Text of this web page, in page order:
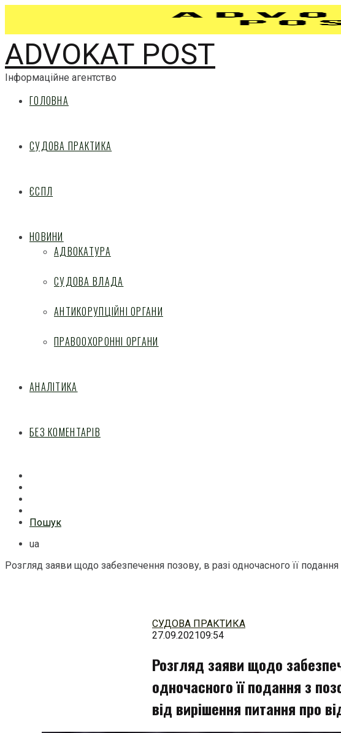
ADVOKAT POST
Інформаційне агентство
ГОЛОВНА
СУДОВА ПРАКТИКА
ЄСПЛ
НОВИНИ
АДВОКАТУРА
СУДОВА ВЛАДА
АНТИКОРУПЦІЙНІ ОРГАНИ
ПРАВООХОРОННІ ОРГАНИ
АНАЛІТИКА
БЕЗ КОМЕНТАРІВ
Пошук
ua
Розгляд заяви щодо забезпечення позову, в разі одночасного її
СУДОВА ПРАКТИКА
27.09.202109:54
Розгляд заяви щодо
одночасного її подання з
від вирішення питання про